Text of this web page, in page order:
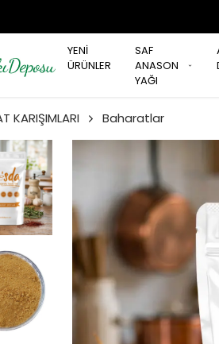
YENİ
ÜRÜNLER
SAF
ANASON
YAĞI
KARIŞIMLARI Baharatlar